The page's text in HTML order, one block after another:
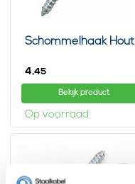
Schommelhaak Hout
4,45
Bekijk product
Op voorraad